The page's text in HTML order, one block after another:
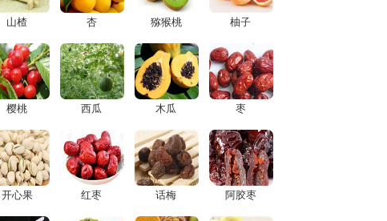
山楂 杏 猕猴桃 柚子
樱桃 西瓜 木瓜 枣
开心果 红枣 话梅 阿胶枣